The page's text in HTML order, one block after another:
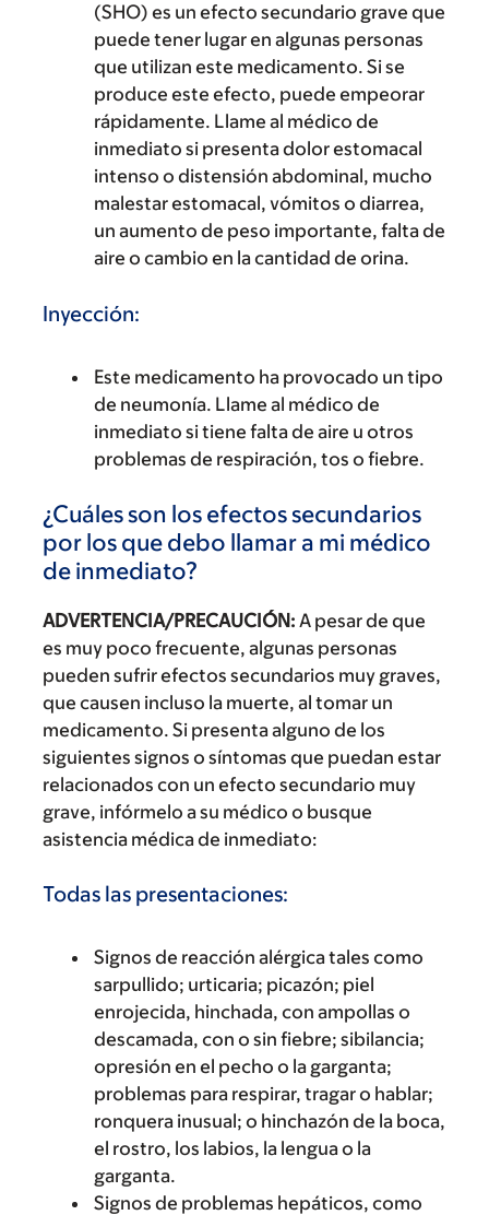
(SHO) es un efecto secundario grave que
puede tener lugar en algunas personas
que utilizan este medicamento. Si se
produce este efecto, puede empeorar
rápidamente. Llame al médico de
inmediato si presenta dolor estomacal
intenso o distensión abdominal, mucho
malestar estomacal, vómitos o diarrea,
un aumento de peso importante, falta de
aire o cambio en la cantidad de orina.
Inyección:
Este medicamento ha provocado un tipo
de neumonía. Llame al médico de
inmediato si tiene falta de aire u otros
problemas de respiración, tos o fiebre.
¿Cuáles son los efectos secundarios
por los que debo llamar a mi médico
de inmediato?
ADVERTENCIA/PRECAUCIÓN: A pesar de que
es muy poco frecuente, algunas personas
pueden sufrir efectos secundarios muy graves,
que causen incluso la muerte, al tomar un
medicamento. Si presenta alguno de los
siguientes signos o síntomas que puedan estar
relacionados con un efecto secundario muy
grave, infórmelo a su médico o busque
asistencia médica de inmediato:
Todas las presentaciones:
Signos de reacción alérgica tales como
sarpullido; urticaria; picazón; piel
enrojecida, hinchada, con ampollas o
descamada, con o sin fiebre; sibilancia;
opresión en el pecho o la garganta;
problemas para respirar, tragar o hablar;
ronquera inusual; o hinchazón de la boca,
el rostro, los labios, la lengua o la
garganta.
Signos de problemas hepáticos, como